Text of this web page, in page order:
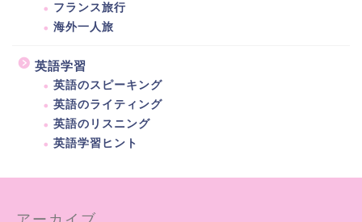
フランス旅行
海外一人旅
英語学習
英語のスピーキング
英語のライティング
英語のリスニング
英語学習ヒント
海外生活